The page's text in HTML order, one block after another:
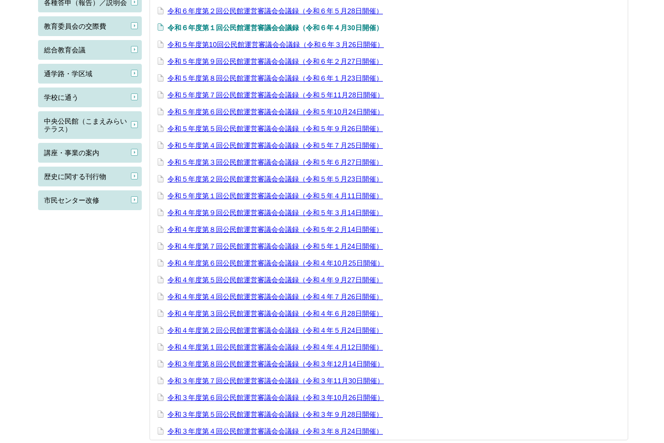
各種答申（報告）／説明会
教育委員会の交際費
総合教育会議
通学路・学区域
学校に通う
中央公民館（こまえみらい
テラス）
講座・事業の案内
歴史に関する刊行物
市民センター改修
令和６年度第２回公民館運営審議会会議録（令和６年５月28日開催）
令和６年度第１回公民館運営審議会会議録（令和６年４月30日開催）
令和５年度第10回公民館運営審議会会議録（令和６年３月26日開催）
令和５年度第９回公民館運営審議会会議録（令和６年２月27日開催）
令和５年度第８回公民館運営審議会会議録（令和６年１月23日開催）
令和５年度第７回公民館運営審議会会議録（令和５年11月28日開催）
令和５年度第６回公民館運営審議会会議録（令和５年10月24日開催）
令和５年度第５回公民館運営審議会会議録（令和５年９月26日開催）
令和５年度第４回公民館運営審議会会議録（令和５年７月25日開催）
令和５年度第３回公民館運営審議会会議録（令和５年６月27日開催）
令和５年度第２回公民館運営審議会会議録（令和５年５月23日開催）
令和５年度第１回公民館運営審議会会議録（令和５年４月11日開催）
令和４年度第９回公民館運営審議会会議録（令和５年３月14日開催）
令和４年度第８回公民館運営審議会会議録（令和５年２月14日開催）
令和４年度第７回公民館運営審議会会議録（令和５年１月24日開催）
令和４年度第６回公民館運営審議会会議録（令和４年10月25日開催）
令和４年度第５回公民館運営審議会会議録（令和４年９月27日開催）
令和４年度第４回公民館運営審議会会議録（令和４年７月26日開催）
令和４年度第３回公民館運営審議会会議録（令和４年６月28日開催）
令和４年度第２回公民館運営審議会会議録（令和４年５月24日開催）
令和４年度第１回公民館運営審議会会議録（令和４年４月12日開催）
令和３年度第８回公民館運営審議会会議録（令和３年12月14日開催）
令和３年度第７回公民館運営審議会会議録（令和３年11月30日開催）
令和３年度第６回公民館運営審議会会議録（令和３年10月26日開催）
令和３年度第５回公民館運営審議会会議録（令和３年９月28日開催）
令和３年度第４回公民館運営審議会会議録（令和３年８月24日開催）